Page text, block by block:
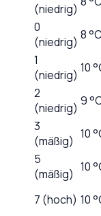
(niedrig)
0
(niedrig) 8
1
(niedrig) 10
2
(niedrig) 9
3
(mäßig) 10
5
(mäßig) 10
7 (hoch) 10